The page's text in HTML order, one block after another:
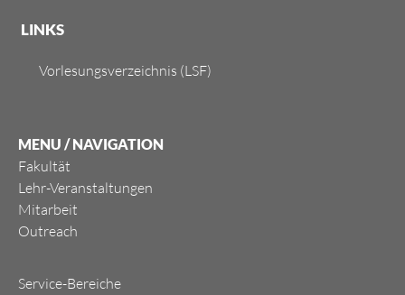
LINKS
Vorlesungsverzeichnis (LSF)
MENU / NAVIGATION
Fakultät
Lehr-Veranstaltungen
Mitarbeit
Outreach
Service-Bereiche